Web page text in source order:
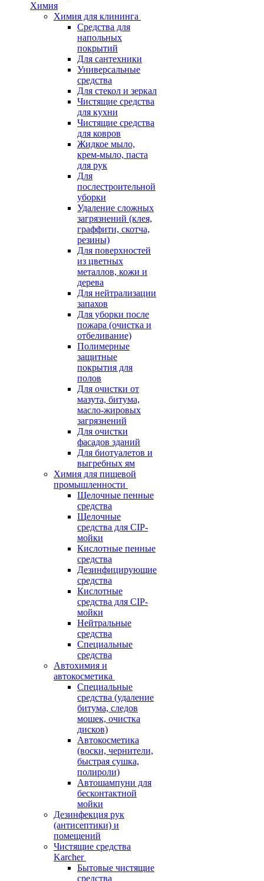
Химия
Химия для клининга
Средства для
напольных
покрытий
Для сантехники
Универсальные
средства
Для стекол и зеркал
Чистящие средства
для кухни
Чистящие средства
для ковров
Жидкое мыло,
крем-мыло, паста
для рук
Для
послестроительной
уборки
Удаление сложных
загрязнений (клея,
граффити, скотча,
резины)
Для поверхностей
из цветных
металлов, кожи и
дерева
Для нейтрализации
запахов
Для уборки после
пожара (очистка и
отбеливание)
Полимерные
защитные
покрытия для
полов
Для очистки от
мазута, битума,
масло-жировых
загрязнений
Для очистки
фасадов зданий
Для биотуалетов и
выгребных ям
Химия для пищевой
промышленности
Щелочные пенные
средства
Щелочные
средства для CIP-
мойки
Кислотные пенные
средства
Дезинфицирующие
средства
Кислотные
средства для CIP-
мойки
Нейтральные
средства
Специальные
средства
Автохимия и
автокосметика
Специальные
средства (удаление
битума, следов
мошек, очистка
дисков)
Автокосметика
(воски, чернители,
быстрая сушка,
полироли)
Автошампуни для
бесконтактной
мойки
Дезинфекция рук
(антисептики) и
помещений
Чистящие средства
Karcher
Бытовые чистящие
средства